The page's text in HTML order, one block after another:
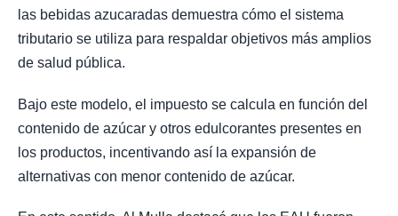
las bebidas azucaradas demuestra cómo el sistema
tributario se utiliza para respaldar objetivos más amplios
de salud pública.
Bajo este modelo, el impuesto se calcula en función del
contenido de azúcar y otros edulcorantes presentes en
los productos, incentivando así la expansión de
alternativas con menor contenido de azúcar.